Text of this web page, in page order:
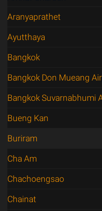
Aranyaprathet
Ayutthaya
Bangkok
Bangkok Don Mueang
Bangkok Suvarnabhumi
Bueng Kan
Buriram
Cha Am
Chachoengsao
Chainat